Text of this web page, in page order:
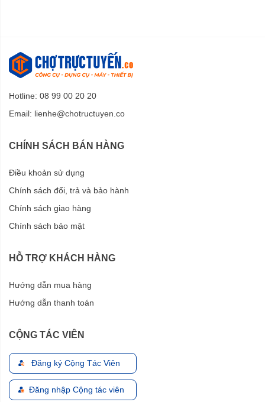
Hotline: 08 99 00 20 20
Email: lienhe@chotructuyen.co
CHÍNH SÁCH BÁN HÀNG
Điều khoản sử dụng
Chính sách đổi, trả và bảo hành
Chính sách giao hàng
Chính sách bảo mật
HỖ TRỢ KHÁCH HÀNG
Hướng dẫn mua hàng
Hướng dẫn thanh toán
CỘNG TÁC VIÊN
Đăng ký Cộng Tác Viên
Đăng nhập Cộng tác viên